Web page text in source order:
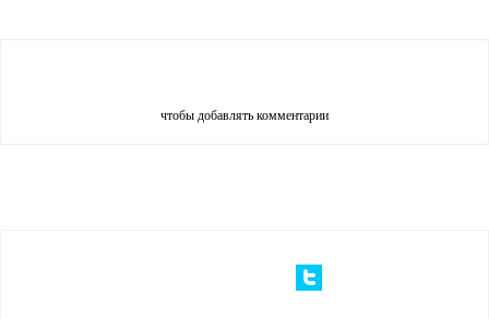
чтобы добавлять комментарии